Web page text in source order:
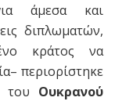
άμεσα και
διπλωματών,
κράτος να
περιορίστηκε
του Ουκρανού